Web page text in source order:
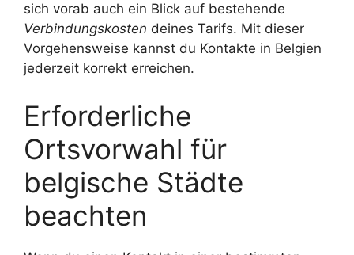
sich vorab auch ein Blick auf bestehende
Verbindungskosten deines Tarifs. Mit dieser
Vorgehensweise kannst du Kontakte in Belgien
jederzeit korrekt erreichen.
Erforderliche
Ortsvorwahl für
belgische Städte
beachten